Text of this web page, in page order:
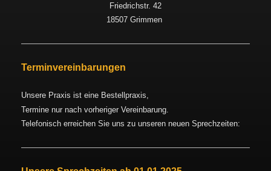
Friedrichstr. 42
18507 Grimmen
Terminvereinbarungen
Unsere Praxis ist eine Bestellpraxis,
Termine nur nach vorheriger Vereinbarung.
Telefonisch erreichen Sie uns zu unseren neuen Sprechzeiten: